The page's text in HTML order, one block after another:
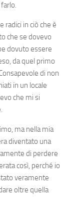
radici in ciò che è
che se dovevo
dovuto essere
da quel primo
di non
in un locale
che mi si
ma nella mia
diventato una
di perdere
così, perché io
veramente
oltre quella